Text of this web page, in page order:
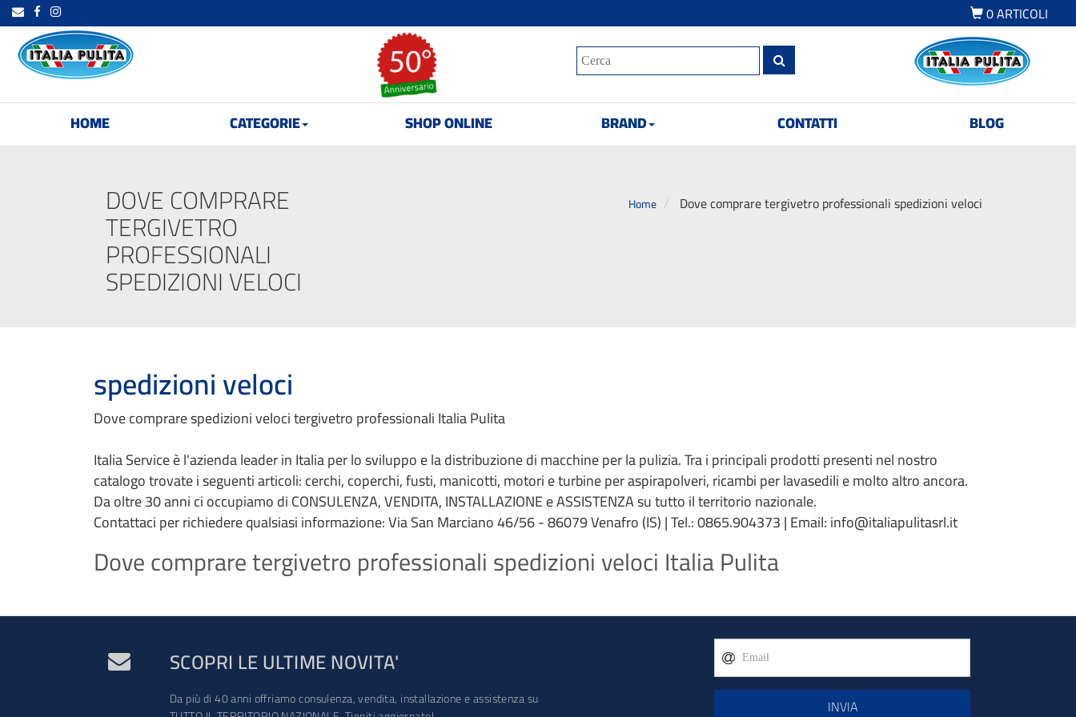
0ARTICOLI
HOME CATEGORIE SHOP ONLINE BRAND CONTATTI BLOG
DOVE COMPRARE
TERGIVETRO
PROFESSIONALI
SPEDIZIONI VELOCI
Home Dove comprare tergivetro professionali spedizioni veloci
spedizioni veloci
Dove comprare spedizioni veloci tergivetro professionali Italia Pulita
Italia Service è l'azienda leader in Italia per lo sviluppo e la distribuzione di macchine per la pulizia. Tra i principali prodotti presenti nel nostro
catalogo trovate i seguenti articoli: cerchi, coperchi, fusti, manicotti, motori e turbine per aspirapolveri, ricambi per lavasedili e molto altro ancora.
Da oltre 30 anni ci occupiamo di CONSULENZA, VENDITA, INSTALLAZIONE e ASSISTENZA su tutto il territorio nazionale.
Contattaci per richiedere qualsiasi informazione: Via San Marciano 46/56 - 86079 Venafro (IS) | Tel.: 0865.904373 | Email: info@italiapulitasrl.it
Dove comprare tergivetro professionali spedizioni veloci Italia Pulita
SCOPRI LE ULTIME NOVITA'
Da più di 40 anni offriamo consulenza, vendita, installazione e assistenza su
INVIA